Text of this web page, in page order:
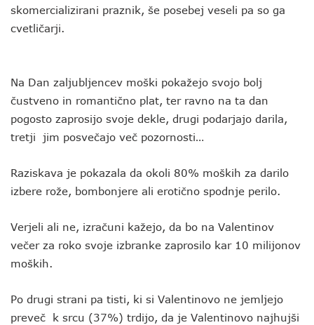
skomercializirani praznik, še posebej veseli pa so ga
cvetličarji.
Na Dan zaljubljencev moški pokažejo svojo bolj
čustveno in romantično plat, ter ravno na ta dan
pogosto zaprosijo svoje dekle, drugi podarjajo darila,
tretji jim posvečajo več pozornosti…
Raziskava je pokazala da okoli 80% moških za darilo
izbere rože, bombonjere ali erotično spodnje perilo.
Verjeli ali ne, izračuni kažejo, da bo na Valentinov
večer za roko svoje izbranke zaprosilo kar 10 milijonov
moških.
Po drugi strani pa tisti, ki si Valentinovo ne jemljejo
preveč k srcu (37%) trdijo, da je Valentinovo najhujši